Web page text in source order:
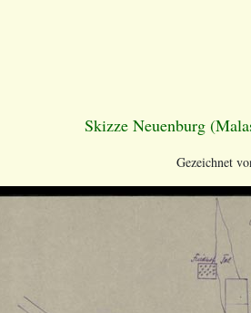
Skizze Neuenburg
Gezeichnet